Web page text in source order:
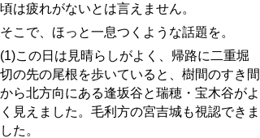
頃は疲れがないとは言えません。
そこで、ほっと一息つくような話題を。
(1)この日は見晴らしがよく、帰路に二重堀
切の先の尾根を歩いていると、樹間のすき間
から北方向にある逢坂谷と瑞穂・宝木谷がよ
く見えました。毛利方の宮吉城も視認できま
した。